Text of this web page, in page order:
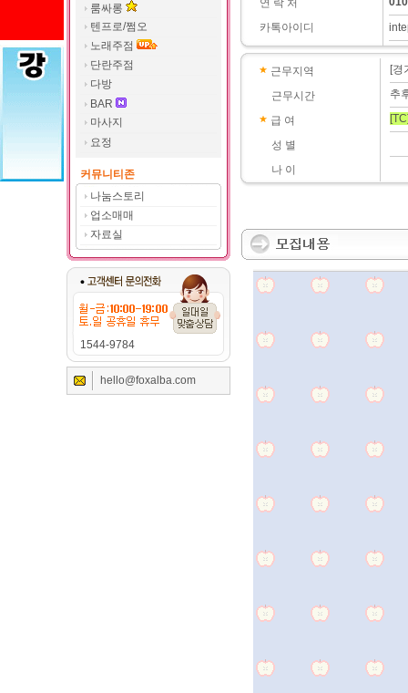
룸싸롱
텐프로/쩜오
노래주점
단란주점
다방
BAR
마사지
요정
커뮤니티존
나눔스토리
업소매매
자료실
1544-9784
hello@foxalba.com
연 락 처
카톡아이디
근무지역
근무시간
급 여
성 별
나 이
[경
추